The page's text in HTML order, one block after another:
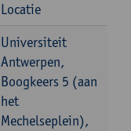
Locatie
Universiteit
Antwerpen,
Boogkeers 5 (aan
het
Mechelseplein),